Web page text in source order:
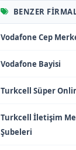
BENZER
Vodafone Cep
Vodafone Bayisi
Turkcell Süper
Turkcell İletişim
Şubeleri